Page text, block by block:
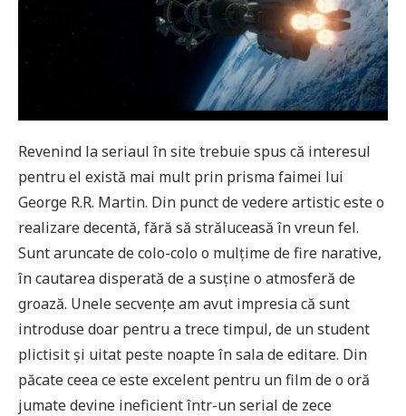
Revenind la seriaul în site trebuie spus că interesul
pentru el există mai mult prin prisma faimei lui
George R.R. Martin. Din punct de vedere artistic este o
realizare decentă, fără să străluceasă în vreun fel.
Sunt aruncate de colo-colo o mulțime de fire narative,
în cautarea disperată de a susține o atmosferă de
groază. Unele secvențe am avut impresia că sunt
introduse doar pentru a trece timpul, de un student
plictisit și uitat peste noapte în sala de editare. Din
păcate ceea ce este excelent pentru un film de o oră
jumate devine ineficient într-un serial de zece